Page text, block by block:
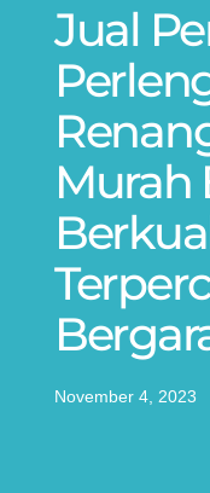
Jual
Murah
November 4, 2023